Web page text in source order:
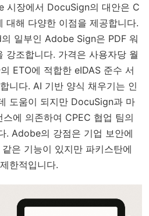
시장에서 DocuSign의 대안은 C
대해 다양한 이점을 제공합니다.
일부인 Adobe Sign은 PDF 워
강조합니다. 가격은 사용자당 월
ETO에 적합한 eIDAS 준수 서
니다. AI 기반 양식 채우기는 인
도움이 되지만 DocuSign과 마
에 의존하여 CPEC 협업 팀의
. Adobe의 강점은 기업 보안에
은 기능이 있지만 파키스탄에
한적입니다.